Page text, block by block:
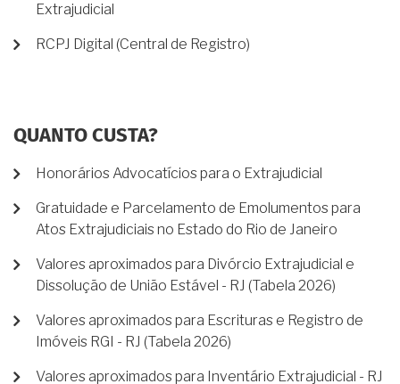
Extrajudicial
RCPJ Digital (Central de Registro)
QUANTO CUSTA?
Honorários Advocatícios para o Extrajudicial
Gratuidade e Parcelamento de Emolumentos para
Atos Extrajudiciais no Estado do Rio de Janeiro
Valores aproximados para Divórcio Extrajudicial e
Dissolução de União Estável - RJ (Tabela 2026)
Valores aproximados para Escrituras e Registro de
Imóveis RGI - RJ (Tabela 2026)
Valores aproximados para Inventário Extrajudicial - RJ